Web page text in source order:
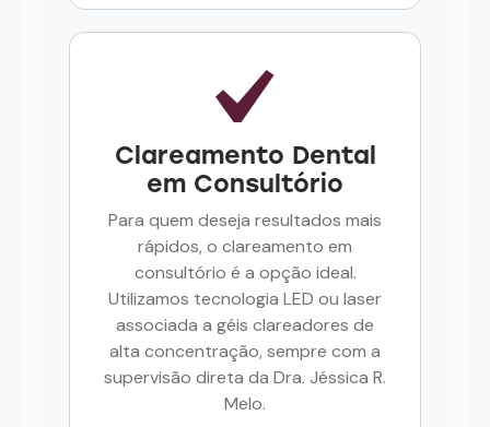
Clareamento Dental
em Consultório
Para quem deseja resultados mais
rápidos, o clareamento em
consultório é a opção ideal.
Utilizamos tecnologia LED ou laser
associada a géis clareadores de
alta concentração, sempre com a
supervisão direta da Dra. Jéssica R.
Melo.